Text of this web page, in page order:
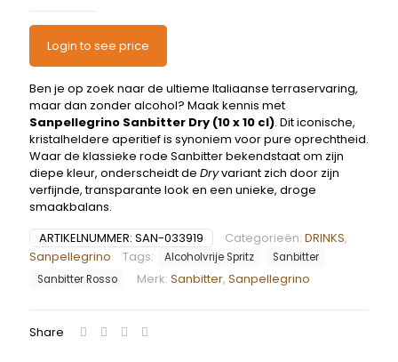
Login to see price
Ben je op zoek naar de ultieme Italiaanse terraservaring,
maar dan zonder alcohol? Maak kennis met
Sanpellegrino Sanbitter Dry (10 x 10 cl). Dit iconische,
kristalheldere aperitief is synoniem voor pure oprechtheid.
Waar de klassieke rode Sanbitter bekendstaat om zijn
diepe kleur, onderscheidt de Dryvariant zich door zijn
verfijnde, transparante look en een unieke, droge
smaakbalans.
ARTIKELNUMMER: SAN-033919 Categorieën: DRINKS,
Sanpellegrino
Tags: Alcoholvrije Spritz
Sanbitter
Sanbitter Rosso
Merk: Sanbitter, Sanpellegrino
Share